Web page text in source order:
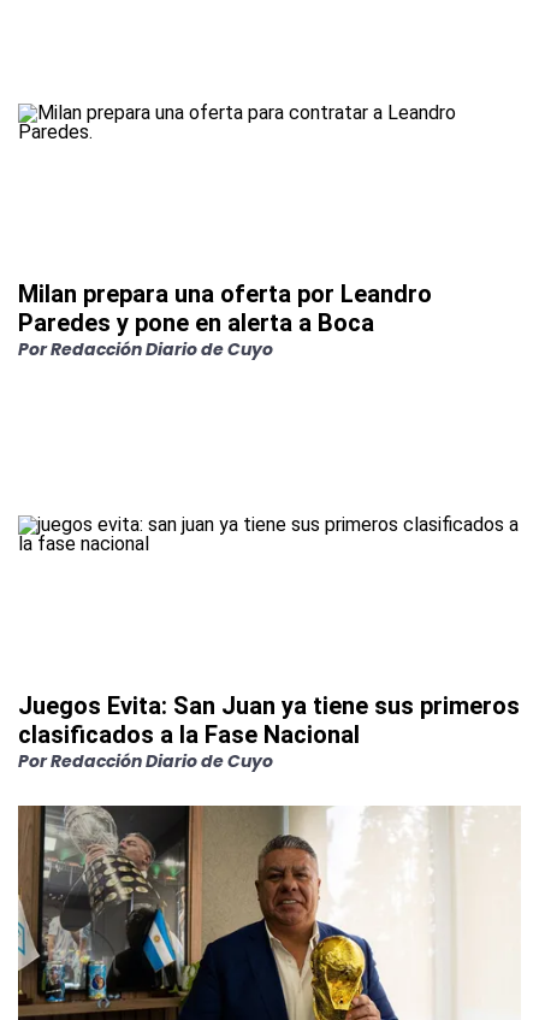
Milan prepara una oferta por Leandro
Paredes y pone en alerta a Boca
PorRedacción Diario de Cuyo
Juegos Evita: San Juan ya tiene sus primeros
clasificados a la Fase Nacional
PorRedacción Diario de Cuyo